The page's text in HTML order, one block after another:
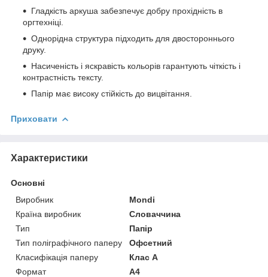
Гладкість аркуша забезпечує добру прохідність в
оргтехніці.
Однорідна структура підходить для двостороннього
друку.
Насиченість і яскравість кольорів гарантують чіткість і
контрастність тексту.
Папір має високу стійкість до вицвітання.
Приховати
Характеристики
Основні
Виробник
Mondi
Країна виробник
Словаччина
Тип
Папір
Тип поліграфічного паперу
Офсетний
Класифікація паперу
Клас А
Формат
A4